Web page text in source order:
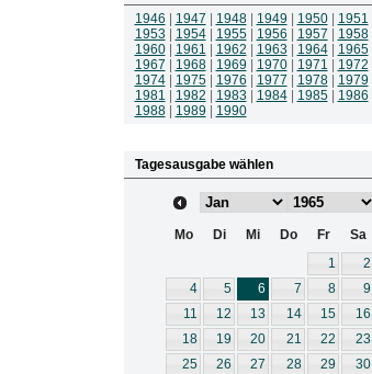
1946
1947 1948| 1949 1950| 1951
1953
1954| 1955| 1956 1957 1958|
1960| 1961 1962 1963 1964| 1965|
1967
1968| 1969 1970| 1971 1972
1974| 1975| 1976 1977 1978| 1979
1981
1982 1983 1984| 1985| 1986
1988| 1989 1990
Tagesausgabe wählen
Mo Di Mi Do Fr Sa
1
2
4
5 6 7 8 9
11
12 13 14 15 16
18
19 20 21 22 23
25
26 27 28 29 30